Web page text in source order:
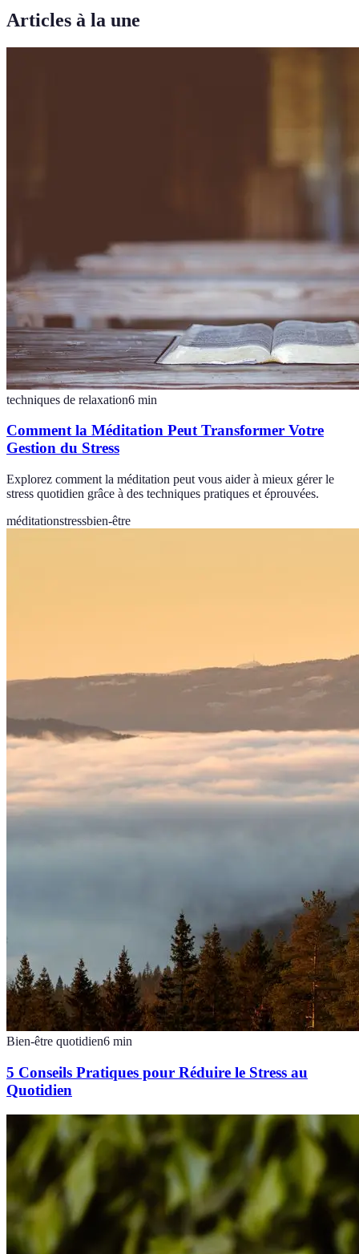
Articles à la une
techniques de relaxation6 min
Comment la Méditation Peut Transformer Votre
Gestion du Stress
Explorez comment la méditation peut vous aider à mieux gérer le
stress quotidien grâce à des techniques pratiques et éprouvées.
méditationstressbien-être
Bien-être quotidien6 min
5 Conseils Pratiques pour Réduire le Stress au
Quotidien